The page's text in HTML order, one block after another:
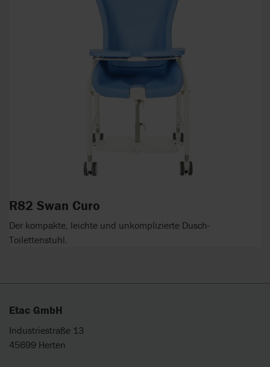
R82 Swan Curo
Der kompakte, leichte und unkomplizierte Dusch-
Toilettenstuhl.
Etac GmbH
Industriestraße 13
45699 Herten